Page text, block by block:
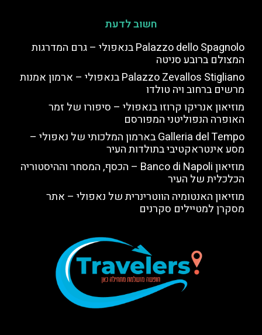
חשוב לדעת
Palazzo dello Spagnolo בנאפולי – גרם המדרגות
המצולם ברובע סניטה
Palazzo Zevallos Stigliano בנאפולי – ארמון אמנות
מרשים ברחוב ויה טולדו
מוזיאון אנריקו קרוזו בנאפולי – סיפורו של זמר
האופרה הנפוליטני המפורסם
Galleria del Tempo בארמון המלכותי של נאפולי –
מסע אינטראקטיבי בתולדות העיר
מוזיאון Banco di Napoli – הכסף, המסחר וההיסטוריה
הכלכלית של העיר
מוזיאון האנטומיה הווטרינרית של נאפולי – אתר
מסקרן למטיילים סקרנים